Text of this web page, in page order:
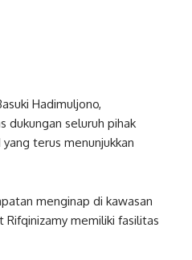
Hadimuljono,
dukungan seluruh pihak
terus menunjukkan
menginap di kawasan
Rifqinizamy memiliki fasilitas